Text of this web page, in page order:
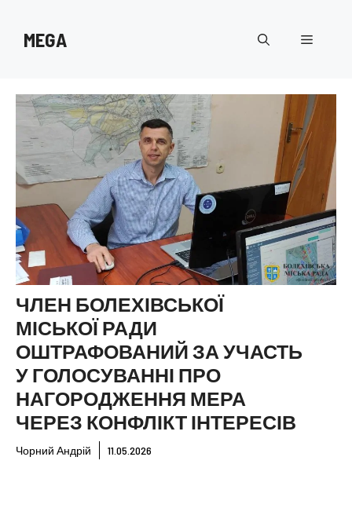
MEGA Меню
ЧЛЕН БОЛЕХІВСЬКОЇ
МІСЬКОЇ РАДИ
ОШТРАФОВАНИЙ ЗА УЧАСТЬ
У ГОЛОСУВАННІ ПРО
НАГОРОДЖЕННЯ МЕРА
ЧЕРЕЗ КОНФЛІКТ ІНТЕРЕСІВ
Чорний Андрій 11.05.2026